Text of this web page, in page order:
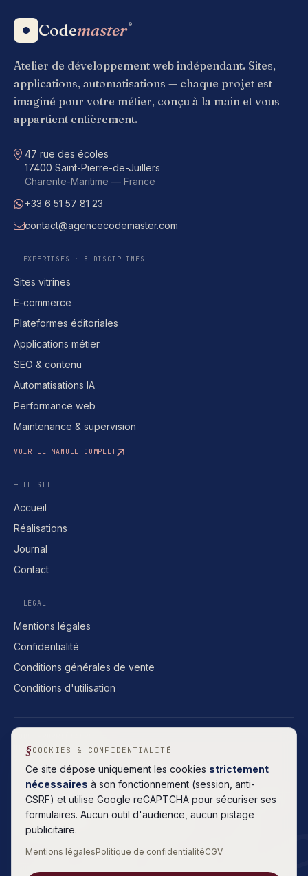
Codemaster®
Atelier de développement web indépendant. Sites,
applications, automatisations — chaque projet est
imaginé pour votre métier, conçu à la main et vous
appartient entièrement.
Adresse
47 rue des écoles
17400 Saint-Pierre-de-Juillers
Charente-Maritime — France
WhatsApp
+33 6 51 57 81 23
E-mailcontact@agencecodemaster.com
— EXPERTISES · 8 DISCIPLINES
Sites vitrines
E-commerce
Plateformes éditoriales
Applications métier
SEO & contenu
Automatisations IA
Performance web
Maintenance & supervision
VOIR LE MANUEL COMPLET
— LE SITE
Accueil
Réalisations
Journal
Contact
— LÉGAL
Mentions légales
Confidentialité
Conditions générales de vente
Conditions d'utilisation
HÉBERGEMENT FRANÇAIS
5.0 Lire
COOKIES & CONFIDENTIALITÉ
Ce site dépose uniquement les cookies strictement
nécessaires à son fonctionnement (session, anti-
CSRF) et utilise Google reCAPTCHA pour sécuriser ses
formulaires. Aucun outil d'audience, aucun pistage
publicitaire.
Mentions légalesPolitique de confidentialitéCGV